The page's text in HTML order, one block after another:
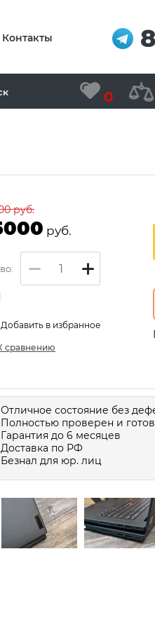
Контакты
0
руб.
руб.
Добавить в избранное
сравнению
Отличное состояние без
Полностью проверен и
Гарантия до 6 месяцев
Доставка по РФ
Безнал для юр. лиц